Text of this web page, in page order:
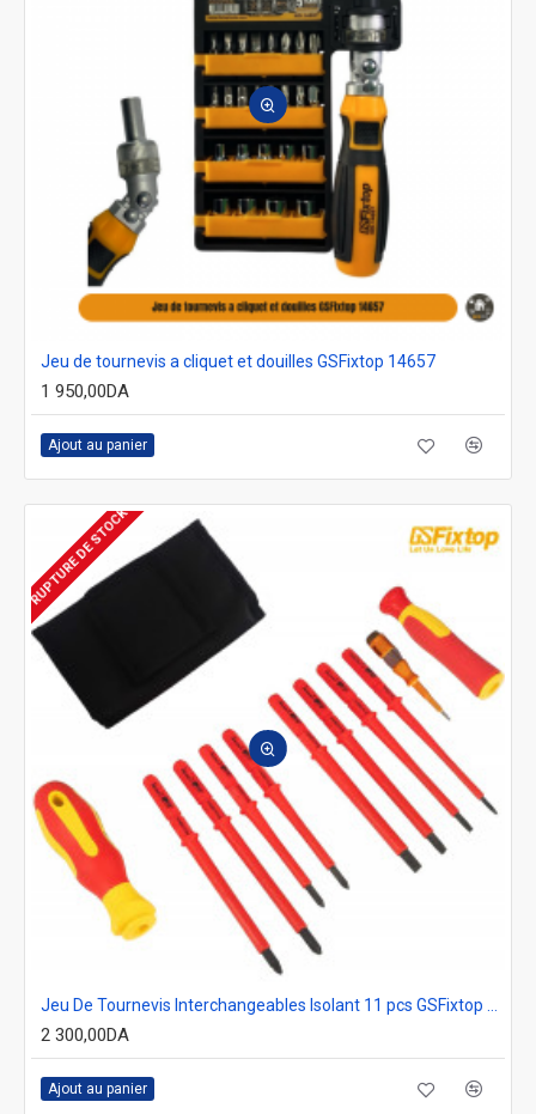
Jeu de tournevis a cliquet et douilles GSFixtop 14657
1 950,00DA
Ajout au panier
RUPTURE DE STOCK
2 300,00DA
Ajout au panier